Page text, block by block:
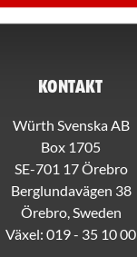
Würth Kundklubb
Kontakt
Würth Svenska AB
Box 1705
SE-701 17 Örebro
Berglundavägen 38
Örebro, Sweden
Växel: 019 - 35 10 00